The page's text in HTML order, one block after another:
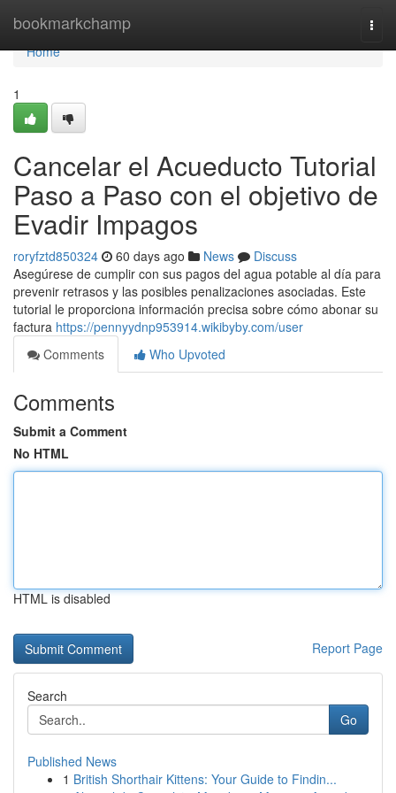
bookmarkchamp
Home
Home
1
Cancelar el Acueducto Tutorial
Paso a Paso con el objetivo de
Evadir Impagos
roryfztd850324 60 days ago News
Discuss
Asegúrese de cumplir con sus pagos del agua potable al día para
prevenir retrasos y las posibles penalizaciones asociadas. Este
tutorial le proporciona información precisa sobre cómo abonar su
factura https://pennyydnp953914.wikibyby.com/user
Comments
Who Upvoted
Comments
Submit a Comment
No HTML
HTML is disabled
Report Page
Search
Go
Published News
1 British Shorthair Kittens: Your Guide to Findin...